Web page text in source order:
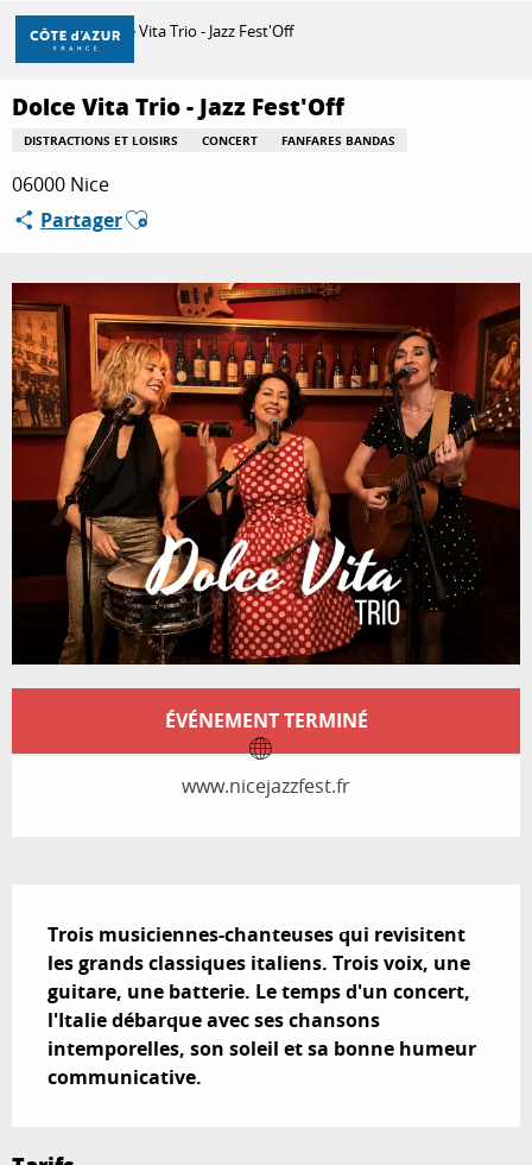
Aller
contenu
principal
DÉCOUVRIR
À FAIRE
SÉJOURNER
Accueil Dolce Vita Trio - Jazz Fest'Off
Dolce Vita Trio - Jazz Fest'Off
DISTRACTIONS ET LOISIRS CONCERT FANFARES BANDAS
06000 Nice
PartagerAjouter aux favoris
Ouverture et coordonnées
ÉVÉNEMENT TERMINÉ
www.nicejazzfest.fr
Trois musiciennes-chanteuses qui revisitent
les grands classiques italiens. Trois voix, une
guitare, une batterie. Le temps d'un concert,
l'Italie débarque avec ses chansons
intemporelles, son soleil et sa bonne humeur
communicative.